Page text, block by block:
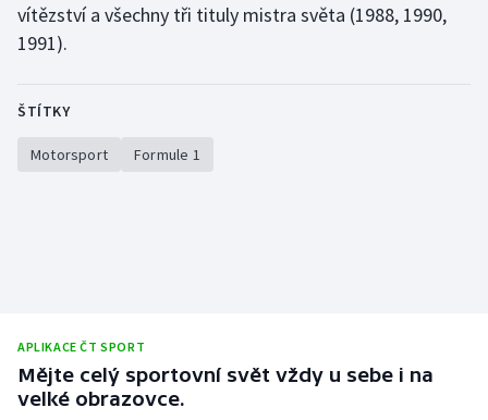
vítězství a všechny tři tituly mistra světa (1988, 1990,
1991).
ŠTÍTKY
Motorsport Formule 1
APLIKACE ČT SPORT
Mějte celý sportovní svět vždy u sebe i na
velké obrazovce.